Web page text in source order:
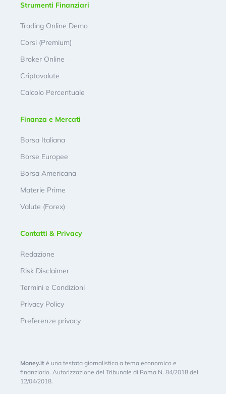
Strumenti Finanziari
Trading Online Demo
Corsi (Premium)
Broker Online
Criptovalute
Calcolo Percentuale
Finanza e Mercati
Borsa Italiana
Borse Europee
Borsa Americana
Materie Prime
Valute (Forex)
Contatti & Privacy
Redazione
Risk Disclaimer
Termini e Condizioni
Privacy Policy
Preferenze privacy
Money.it è una testata giornalistica a tema economico e
finanziario. Autorizzazione del Tribunale di Roma N. 84/2018 del
12/04/2018.